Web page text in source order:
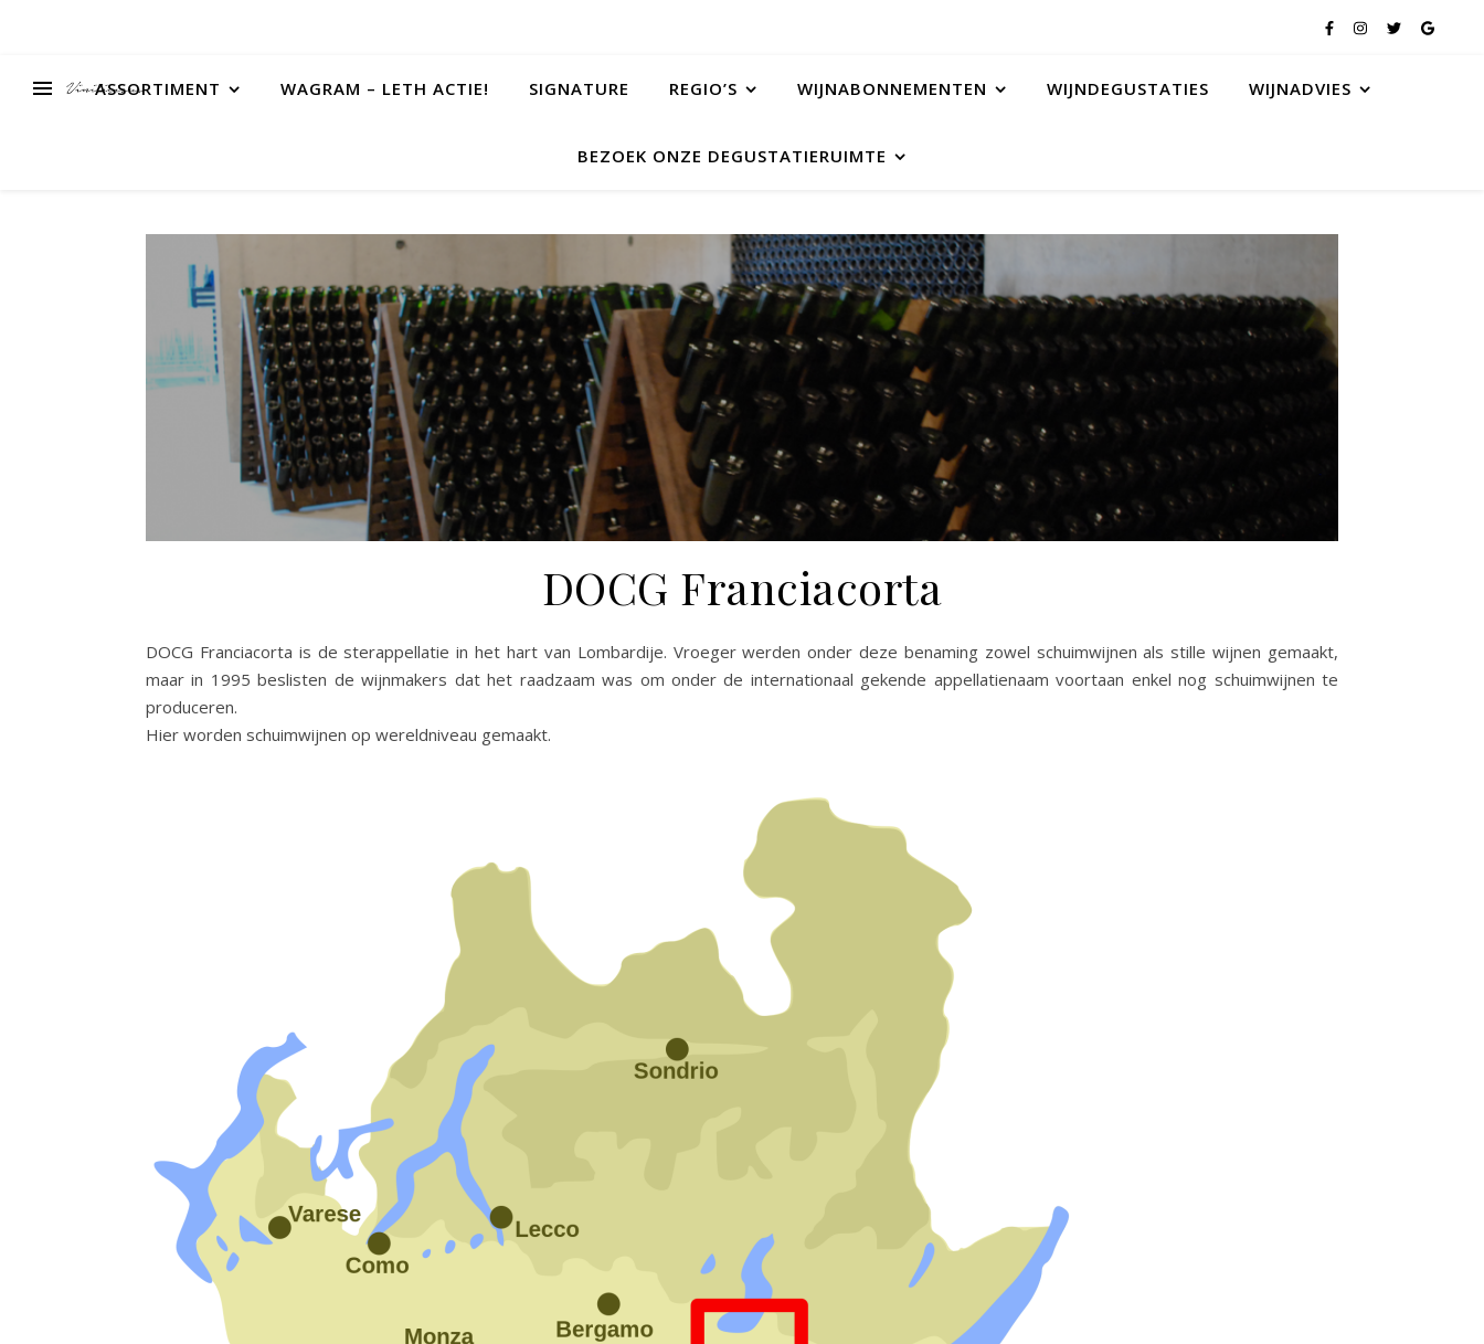
ASSORTIMENT WAGRAM – LETH ACTIE! SIGNATURE REGIO’S WIJNABONNEMENTEN WIJNDEGUSTATIES WIJNADVIES
BEZOEK ONZE DEGUSTATIERUIMTE
DOCG Franciacorta
DOCG Franciacorta is de sterappellatie in het hart van Lombardije. Vroeger werden onder deze benaming zowel schuimwijnen als stille wijnen gemaakt,
maar in 1995 beslisten de wijnmakers dat het raadzaam was om onder de internationaal gekende appellatienaam voortaan enkel nog schuimwijnen te
produceren.
Hier worden schuimwijnen op wereldniveau gemaakt.